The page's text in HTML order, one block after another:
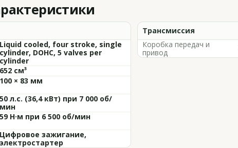
Liquid cooled, four stroke, single
cylinder, DOHC, 5 valves per
cylinder
652 см³
100 × 83 мм
50 л.с. (36,4 кВт) при 7 000 об/
мин
59 Н·м при 6 500 об/мин
Цифровое зажигание,
электростартер
Трансмиссия
Коробка передач и
привод